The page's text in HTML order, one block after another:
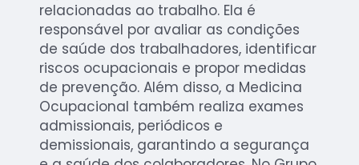
relacionadas ao trabalho. Ela é
responsável por avaliar as condições
de saúde dos trabalhadores, identificar
riscos ocupacionais e propor medidas
de prevenção. Além disso, a Medicina
Ocupacional também realiza exames
admissionais, periódicos e
demissionais, garantindo a segurança